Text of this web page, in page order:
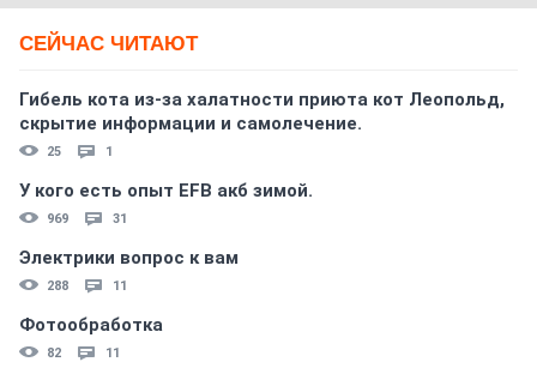
СЕЙЧАС ЧИТАЮТ
Гибель кота из-за халатности приюта кот Леопольд,
скрытиe информации и самолечение.
25 1
У кого есть опыт EFB акб зимой.
969 31
Электрики вопрос к вам
288 11
Фотообработка
82 11